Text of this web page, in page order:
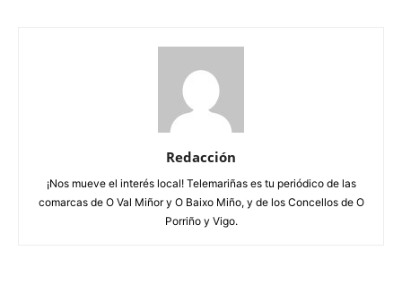
Redacción
¡Nos mueve el interés local! Telemariñas es tu periódico de las
comarcas de O Val Miñor y O Baixo Miño, y de los Concellos de O
Porriño y Vigo.